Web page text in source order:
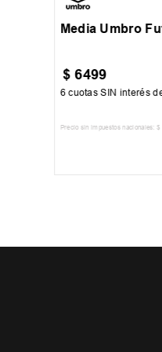
Media Umbro
$ 6499
6 cuotas SIN interés
Precio sin impuestos nacionales: $